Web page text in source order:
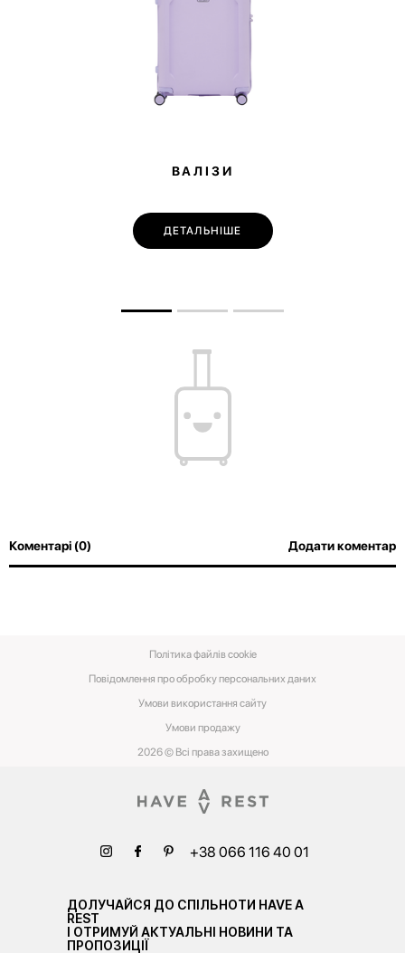
ВАЛІЗИ
ДЕТАЛЬНІШЕ
Коментарі (0) Додати коментар
2026 © Всі права захищено
Повідомлення про обробку персональних даних
Умови використання сайту
Умови‌ ‌продажу‌
Політика файлів cookie
+38 066 116 40 01
ДОЛУЧАЙСЯ ДО СПІЛЬНОТИ HAVE A
REST
І ОТРИМУЙ АКТУАЛЬНІ НОВИНИ ТА
ПРОПОЗИЦІЇ